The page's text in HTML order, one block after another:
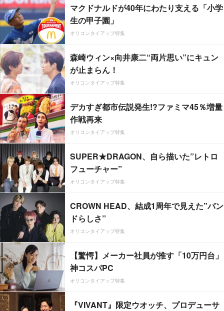
マクドナルドが40年にわたり支える「小学
生の甲子園」
オリコンタイアップ特集
森崎ウィン×向井康二“両片思い”にキュン
が止まらん！
オリコンタイアップ特集
デカすぎ都市伝説発生!?ファミマ45％増量
作戦再来
オリコンタイアップ特集
SUPER★DRAGON、自ら描いた”レトロ
フューチャー”
オリコンタイアップ特集
CROWN HEAD、結成1周年で見えた”バン
ドらしさ”
オリコンタイアップ特集
【驚愕】メーカー社員が推す「10万円台」
神コスパPC
オリコンタイアップ特集
『VIVANT』限定ウオッチ、プロデューサ